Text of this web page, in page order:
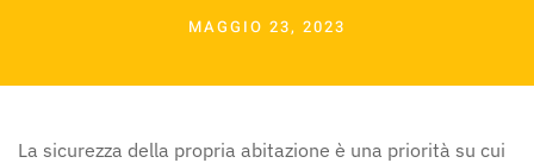
MAGGIO 23, 2023
La sicurezza della propria abitazione è una priorità su cui